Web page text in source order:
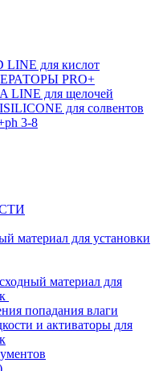
LINE для кислот
PRO+
LINE для щелочей
для солвентов
3-8
материал для установки
материал для
попадания влаги
и активаторы для